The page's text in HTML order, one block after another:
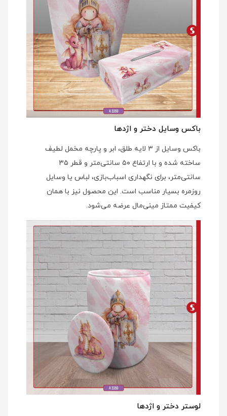
باکس وسایل دختر و اژدها
باکس وسایل از ۳ لایه طلق، ابر و پارچه مخمل لطیف
ساخته شده و با ارتفاع ۵۰ سانتی‌متر و قطر ۳۵
سانتی‌متر، برای نگهداری اسباب‌بازی، لباس یا وسایل
روزمره بسیار مناسب است. این محصول نیز با همان
کیفیت ممتاز مینی‌مال عرضه می‌شود.
لوستر دختر و اژدها